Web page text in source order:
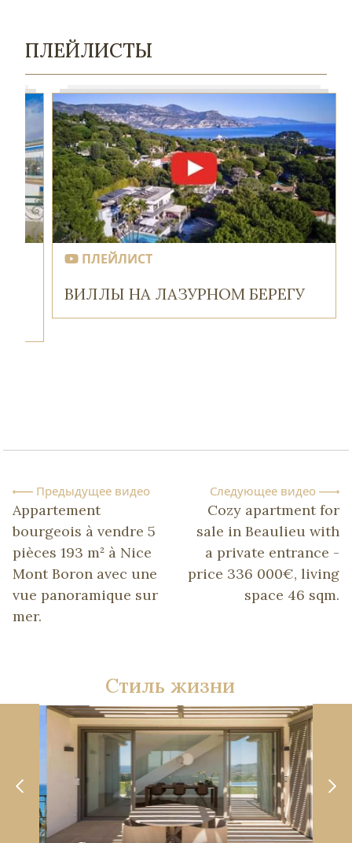
ПЛЕЙЛИСТЫ
ПЛЕЙЛИСТ
ВИЛЛЫ НА ЛАЗУРНОМ БЕРЕГУ
Предыдущее видео
Appartement
bourgeois à vendre 5
pièces 193 m² à Nice
Mont Boron avec une
vue panoramique sur
mer.
Следующее видео
Cozy apartment for
sale in Beaulieu with
a private entrance -
price 336 000€, living
space 46 sqm.
Стиль жизни